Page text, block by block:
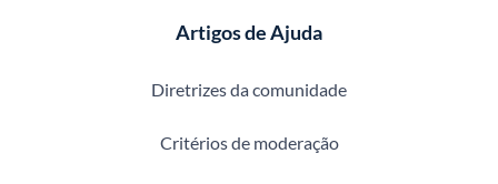
Artigos de Ajuda
Diretrizes da comunidade
Critérios de moderação